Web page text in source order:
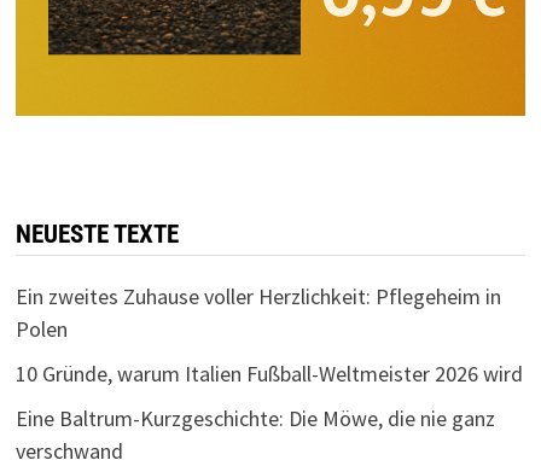
NEUESTE TEXTE
Ein zweites Zuhause voller Herzlichkeit: Pflegeheim in
Polen
10 Gründe, warum Italien Fußball-Weltmeister 2026 wird
Eine Baltrum-Kurzgeschichte: Die Möwe, die nie ganz
verschwand